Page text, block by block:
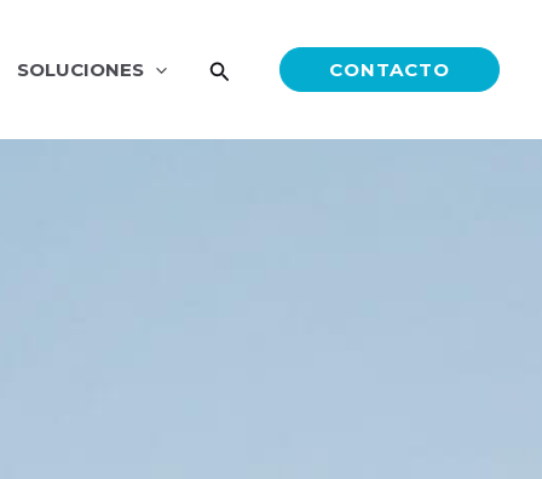
SOLUCIONES CONTACTO